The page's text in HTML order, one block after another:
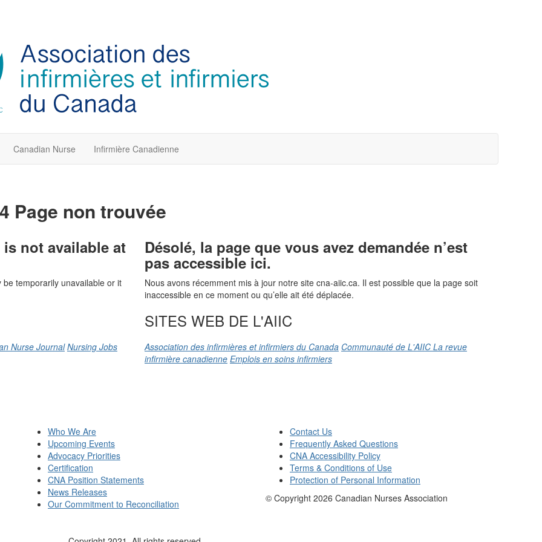
Canadian Nurse Infirmière Canadienne
Page non trouvée
not available at
temporarily unavailable or it
Nurse Journal Nursing Jobs
Désolé, la page que vous avez demandée n’est
pas accessible ici.
Nous avons récemment mis à jour notre site cna-aiic.ca. Il est possible que la page soit
inaccessible en ce moment ou qu’elle ait été déplacée.
SITES WEB DE L'AIIC
Association des infirmières et infirmiers du Canada Communauté de L'AIIC La revue
infirmière canadienne Emplois en soins infirmiers
Who We Are
Upcoming Events
Advocacy Priorities
Certification
CNA Position Statements
News Releases
Our Commitment to Reconciliation
Contact Us
Frequently Asked Questions
CNA Accessibility Policy
Terms & Conditions of Use
Protection of Personal Information
© Copyright 2026 Canadian Nurses Association